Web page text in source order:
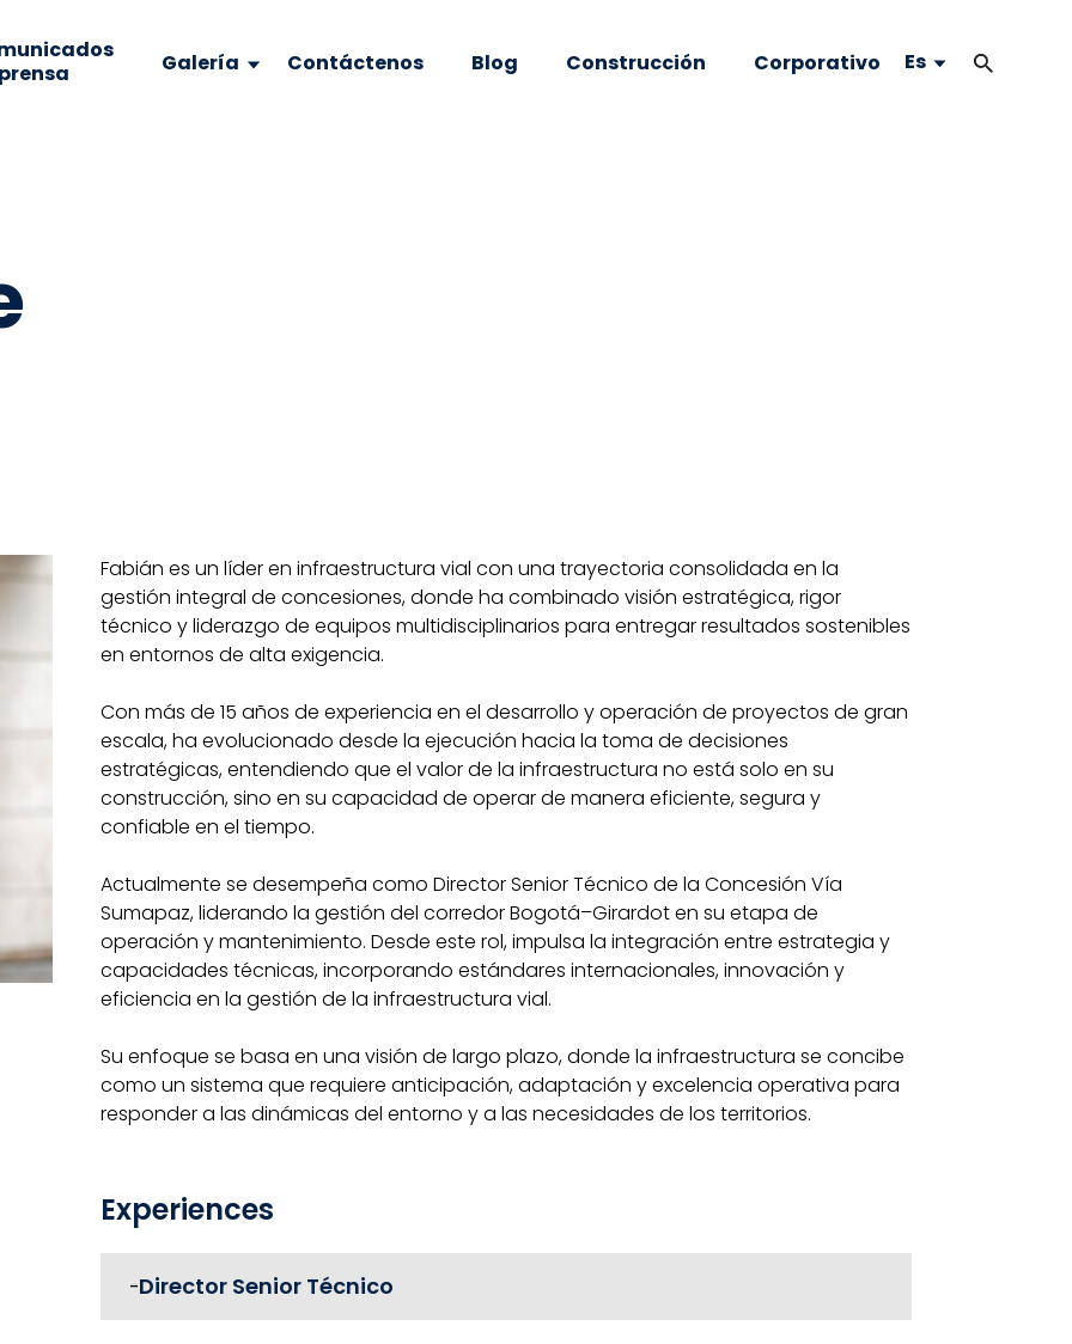
Galería Contáctenos Blog Construcción Corporativo Es
Fabián es un líder en infraestructura vial con una trayectoria consolidada en la
gestión integral de concesiones, donde ha combinado visión estratégica, rigor
técnico y liderazgo de equipos multidisciplinarios para entregar resultados sostenibles
en entornos de alta exigencia.
Con más de 15 años de experiencia en el desarrollo y operación de proyectos de gran
escala, ha evolucionado desde la ejecución hacia la toma de decisiones
estratégicas, entendiendo que el valor de la infraestructura no está solo en su
construcción, sino en su capacidad de operar de manera eficiente, segura y
confiable en el tiempo.
Actualmente se desempeña como Director Senior Técnico de la Concesión Vía
Sumapaz, liderando la gestión del corredor Bogotá–Girardot en su etapa de
operación y mantenimiento. Desde este rol, impulsa la integración entre estrategia y
capacidades técnicas, incorporando estándares internacionales, innovación y
eficiencia en la gestión de la infraestructura vial.
Su enfoque se basa en una visión de largo plazo, donde la infraestructura se concibe
como un sistema que requiere anticipación, adaptación y excelencia operativa para
responder a las dinámicas del entorno y a las necesidades de los territorios.
Experiences
-Director Senior Técnico